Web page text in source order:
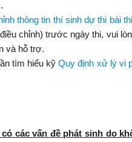
thông tin thí sinh dự thi bài
chỉnh) trước ngày thi, vui
và hỗ trợ.
tìm hiểu kỹQuy định xử lý vi
các vấn đề phát sinh do